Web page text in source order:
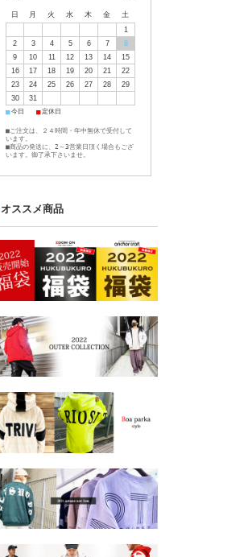
日 月 火 水 木 金
土
1
2
3 4 5 6 7
8
9
10 11 12 13 14
15
16
17 18 19 20 21
22
23
24 25 26 27 28
29
30
31
■ 今日 ■ 定休日
■ご注文は、２４時間・年中無休で受付して
います。
■商品の発送に、2～3営業日頂く場合もござ
います。御了承下さいませ。
オススメ商品